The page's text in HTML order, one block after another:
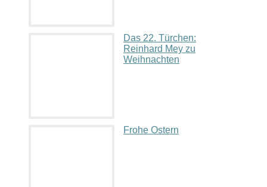
Das 22. Türchen:
Reinhard Mey zu
Weihnachten
Frohe Ostern